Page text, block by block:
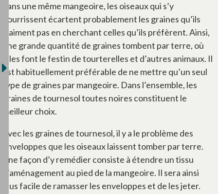
dans une même mangeoire, les oiseaux qui s’y
nourrissent écartent probablement les graines qu’ils
n’aiment pas en cherchant celles qu’ils préfèrent. Ainsi,
une grande quantité de graines tombent par terre, où
elles font le festin de tourterelles et d’autres animaux. Il
est habituellement préférable de ne mettre qu’un seul
type de graines par mangeoire. Dans l’ensemble, les
graines de tournesol toutes noires constituent le
meilleur choix.
Avec les graines de tournesol, il y a le problème des
enveloppes que les oiseaux laissent tomber par terre.
Une façon d’y remédier consiste à étendre un tissu
d’aménagement au pied de la mangeoire. Il sera ainsi
plus facile de ramasser les enveloppes et de les jeter.